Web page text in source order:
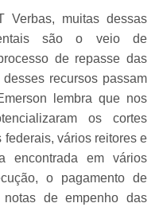
Verbas, muitas dessas
são o veio de
de repasse das
recursos passam
lembra que nos
os cortes
vários reitores e
encontrada em vários
o pagamento de
de empenho das